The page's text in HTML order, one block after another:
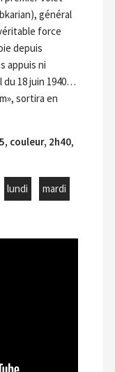
général
force
depuis
appuis ni
18 juin 1940…
sortira en
couleur, 2h40,
lundi mardi